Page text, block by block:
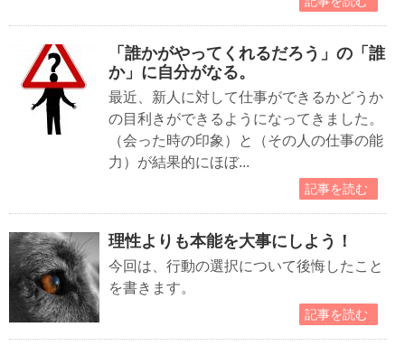
「誰かがやってくれるだろう」の「誰
か」に自分がなる。
最近、新人に対して仕事ができるかどうか
の目利きができるようになってきました。
（会った時の印象）と（その人の仕事の能
力）が結果的にほぼ...
記事を読む
理性よりも本能を大事にしよう！
今回は、行動の選択について後悔したこと
を書きます。
記事を読む